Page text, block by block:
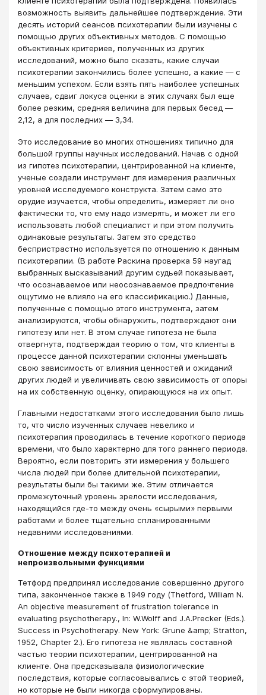
возможность выявить дальнейшее подтверждение. Эти
десять историй сеансов психотерапии были изучены с
помощью других объективных методов. С помощью
объективных критериев, полученных из других
исследований, можно было сказать, какие случаи
психотерапии закончились более успешно, а какие ― с
меньшим успехом. Если взять пять наиболее успешных
случаев, сдвиг локуса оценки в этих случаях был еще
более резким, средняя величина для первых бесед ―
2,12, а для последних ― 3,34.
Это исследование во многих отношениях типично для
большой группы научных исследований. Начав с одной
из гипотез психотерапии, центрированной на клиенте,
ученые создали инструмент для измерения различных
уровней исследуемого конструкта. Затем само это
орудие изучается, чтобы определить, измеряет ли оно
фактически то, что ему надо измерять, и может ли его
использовать любой специалист и при этом получить
одинаковые результаты. Затем это средство
беспристрастно используется по отношению к данным
психотерапии. (В работе Раскина проверка 59 наугад
выбранных высказываний другим судьей показывает,
что осознаваемое или неосознаваемое предпочтение
ощутимо не влияло на его классификацию.) Данные,
полученные с помощью этого инструмента, затем
анализируются, чтобы обнаружить, подтверждают они
гипотезу или нет. В этом случае гипотеза не была
отвергнута, подтверждая теорию о том, что клиенты в
процессе данной психотерапии склонны уменьшать
свою зависимость от влияния ценностей и ожиданий
других людей и увеличивать свою зависимость от опоры
на их собственную оценку, опирающуюся на их опыт.
Главными недостатками этого исследования было лишь
то, что число изученных случаев невелико и
психотерапия проводилась в течение короткого периода
времени, что было характерно для того раннего периода.
Вероятно, если повторить эти измерения у большего
числа людей при более длительной психотерапии,
результаты были бы такими же. Этим отличается
промежуточный уровень зрелости исследования,
находящийся где-то между очень «сырыми» первыми
работами и более тщательно спланированными
недавними исследованиями.
Отношение между психотерапией и
непроизвольными функциями
Тетфорд предпринял исследование совершенно другого
типа, законченное также в 1949 году (Thetford, William N.
An objective measurement of frustration tolerance in
evaluating psychotherapy., In: W.Wolff and J.A.Precker (Eds.).
Success in Psychotherapy. New York: Grune &amp; Stratton,
1952, Chapter 2.). Его гипотеза не являлась составной
частью теории психотерапии, центрированной на
клиенте. Она предсказывала физиологические
последствия, которые согласовывались с этой теорией,
но которые не были никогда сформулированы.